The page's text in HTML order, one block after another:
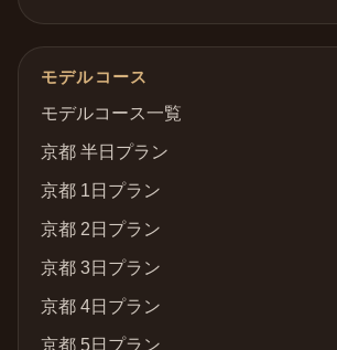
モデルコース
モデルコース一覧
京都 半日プラン
京都 1日プラン
京都 2日プラン
京都 3日プラン
京都 4日プラン
京都 5日プラン